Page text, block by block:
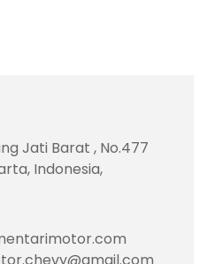
Jati Barat , No.477
Indonesia,